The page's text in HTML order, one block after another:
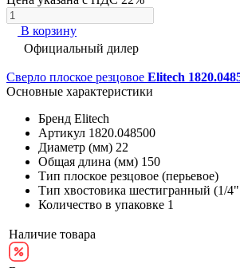
В корзину
Официальный дилер
Сверло плоское резцовое Elitech
Основные характеристики
Бренд Elitech
Артикул 1820.048500
Диаметр (мм) 22
Общая длина (мм) 150
Тип плоское резцовое (перьевое)
Тип хвостовика шестигранный (1/
Количество в упаковке 1
Наличие товара